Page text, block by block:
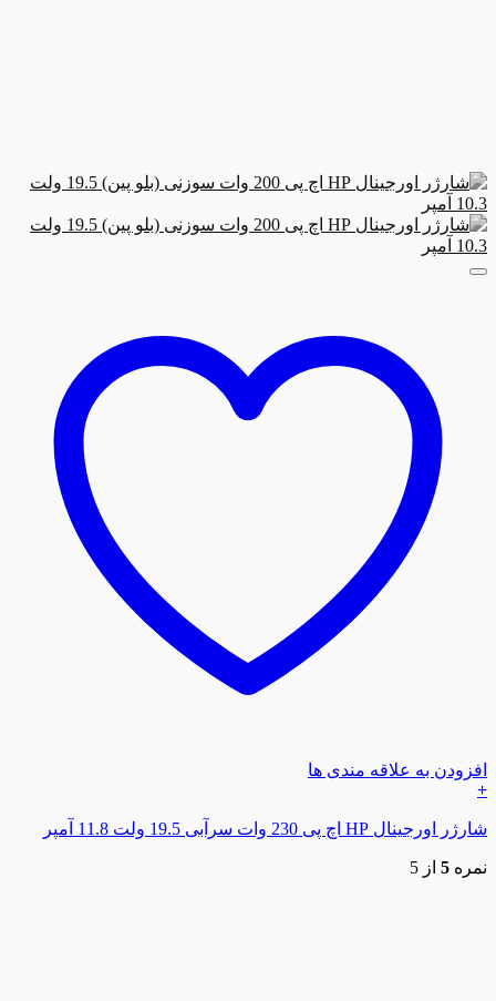
افزودن به علاقه مندی ها
+
شارژر اورجینال HP اچ پی 230 وات سرآبی 19.5 ولت 11.8 آمپر
نمره 5 از 5